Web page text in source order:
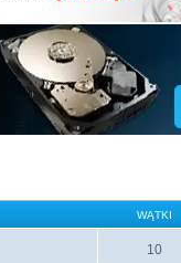
WĄTKI
10